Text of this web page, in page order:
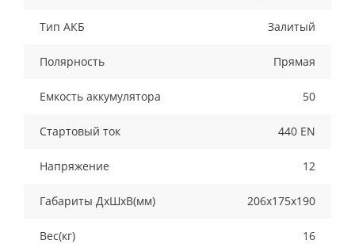
Тип АКБ Залитый
Полярность Прямая
Емкость аккумулятора 50
Стартовый ток 440 EN
Напряжение 12
Габариты ДхШхВ(мм) 206х175х190
Вес(кг) 16